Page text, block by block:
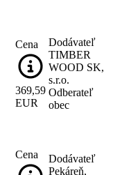
Cena
369,59
EUR
Dodávateľ
TIMBER
WOOD SK,
s.r.o.
Odberateľ
obec
Cena
Dodávateľ
Pekáreň,